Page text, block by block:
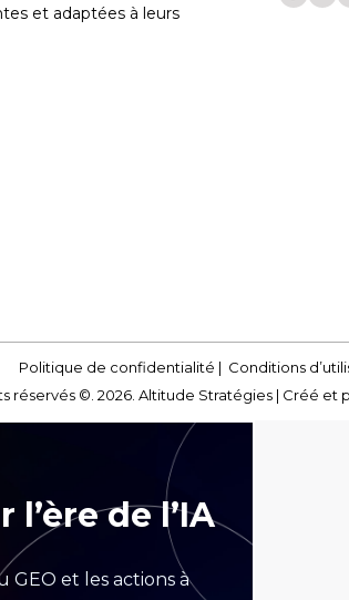
et adaptées à leurs
Politique de confidentialité | Conditions
réservés ©. 2026. Altitude Stratégies | Créé et
de l’IA
et les actions à